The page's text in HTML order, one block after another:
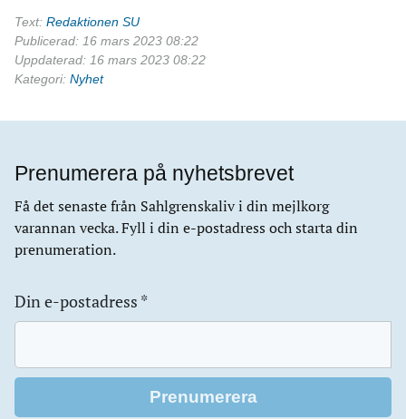
Text: Redaktionen SU
Publicerad: 16 mars 2023 08:22
Uppdaterad: 16 mars 2023 08:22
Kategori: Nyhet
Prenumerera på nyhetsbrevet
Få det senaste från Sahlgrenskaliv i din mejlkorg
varannan vecka. Fyll i din e-postadress och starta din
prenumeration.
Din e-postadress *